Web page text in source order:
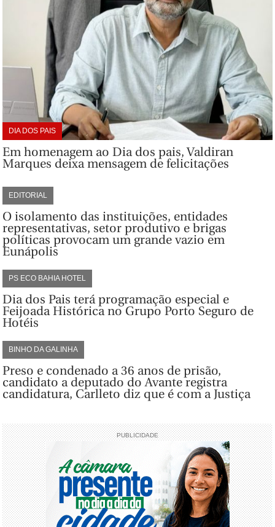
DIA DOS PAIS
Em homenagem ao Dia dos pais, Valdiran
Marques deixa mensagem de felicitações
EDITORIAL
O isolamento das instituições, entidades
representativas, setor produtivo e brigas
políticas provocam um grande vazio em
Eunápolis
PS ECO BAHIA HOTEL
Dia dos Pais terá programação especial e
Feijoada Histórica no Grupo Porto Seguro de
Hotéis
BINHO DA GALINHA
Preso e condenado a 36 anos de prisão,
candidato a deputado do Avante registra
candidatura, Carlleto diz que é com a Justiça
PUBLICIDADE